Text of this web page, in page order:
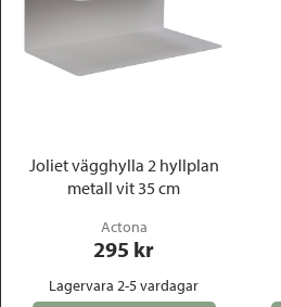
Joliet vägghylla 2 hyllplan
metall vit 35 cm
Actona
295 kr
Lagervara 2-5 vardagar